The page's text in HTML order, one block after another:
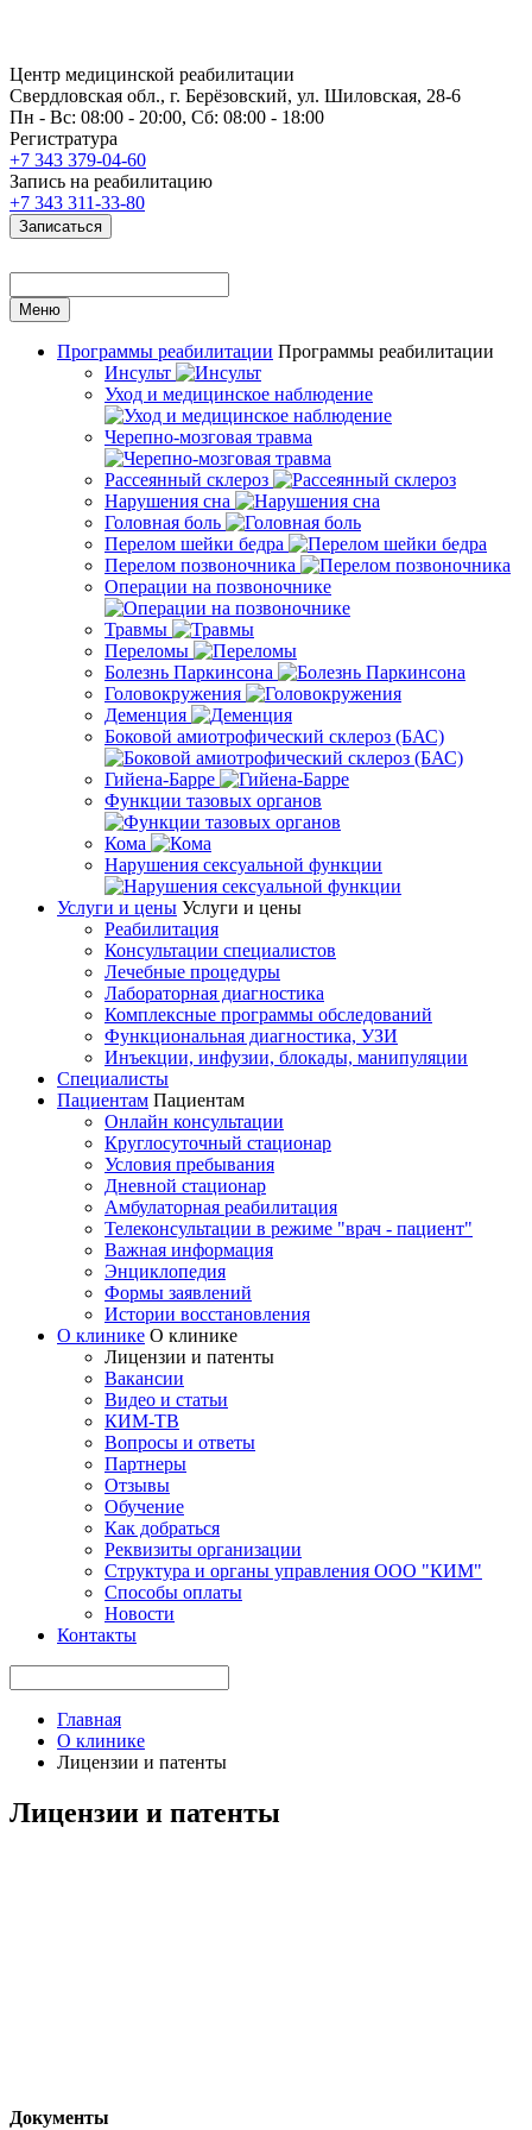
Центр медицинской реабилитации
Свердловская обл., г. Берёзовский, ул. Шиловская, 28-6
Пн - Вс: 08:00 - 20:00, Сб: 08:00 - 18:00
Регистратура
+7 343 379-04-60
Запись на реабилитацию
+7 343 311-33-80
Записаться
Меню
Программы реабилитации Программы реабилитации
Инсульт
Уход и медицинское наблюдение
Черепно-мозговая травма
Рассеянный склероз
Нарушения сна
Головная боль
Перелом шейки бедра
Перелом позвоночника
Операции на позвоночнике
Травмы
Переломы
Болезнь Паркинсона
Головокружения
Деменция
Боковой амиотрофический склероз (БАС)
Гийена-Барре
Функции тазовых органов
Кома
Нарушения сексуальной функции
Услуги и цены Услуги и цены
Реабилитация
Консультации специалистов
Лечебные процедуры
Лабораторная диагностика
Комплексные программы обследований
Функциональная диагностика, УЗИ
Инъекции, инфузии, блокады, манипуляции
Специалисты
Пациентам Пациентам
Онлайн консультации
Круглосуточный стационар
Условия пребывания
Дневной стационар
Амбулаторная реабилитация
Телеконсультации в режиме "врач - пациент"
Важная информация
Энциклопедия
Формы заявлений
Истории восстановления
О клинике О клинике
Лицензии и патенты
Вакансии
Видео и статьи
КИМ-ТВ
Вопросы и ответы
Партнеры
Отзывы
Обучение
Как добраться
Реквизиты организации
Структура и органы управления ООО "КИМ"
Способы оплаты
Новости
Контакты
Главная
О клинике
Лицензии и патенты
Лицензии и патенты
Документы